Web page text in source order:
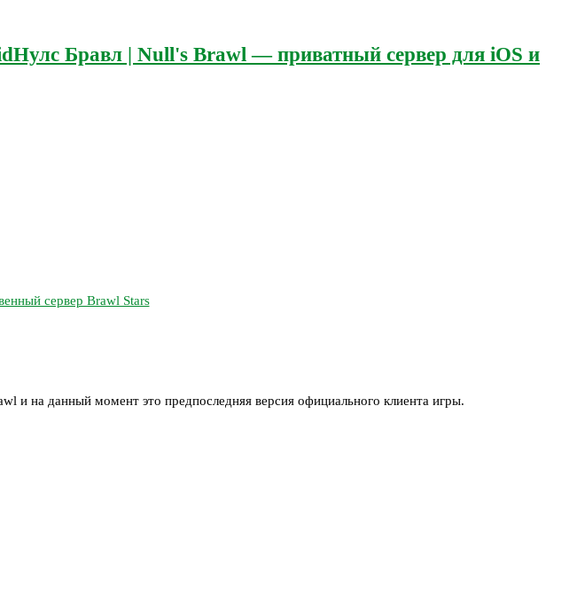
Нулс Бравл | Null's Brawl — приватный сервер для iOS и
и на данный момент это предпоследняя версия официального клиента игры.